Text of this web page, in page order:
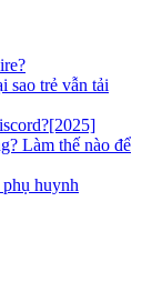
sao trẻ vẫn tải
Làm thế nào để
huynh